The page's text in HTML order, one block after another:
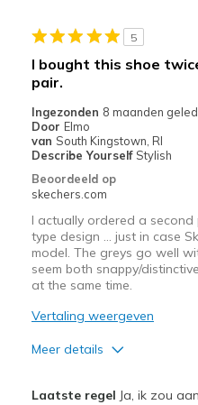
Casual Wear
Width
Sizing
Feels
View On Shoes
5
I bought this shoe
pair.
Ingezonden 8 maanden
Door Elmo
van South Kingstown, RI
Describe Yourself Stylish
Beoordeeld op
skechers.com
I actually ordered a
type design ... just in case
model. The greys go well
seem both snappy/
at the same time.
Vertaling weergeven
Meer details
Laatste regel Ja, ik zou